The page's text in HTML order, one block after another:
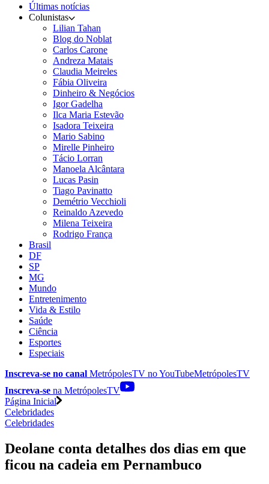
Últimas notícias
Colunistas
Lilian Tahan
Blog do Noblat
Carlos Carone
Andreza Matais
Claudia Meireles
Fábia Oliveira
Dinheiro & Negócios
Igor Gadelha
Ilca Maria Estevão
Isadora Teixeira
Mario Sabino
Mirelle Pinheiro
Tácio Lorran
Manoela Alcântara
Lucas Pasin
Tiago Pavinatto
Demétrio Vecchioli
Reinaldo Azevedo
Milena Teixeira
Rodrigo França
Brasil
DF
SP
MG
Mundo
Entretenimento
Vida & Estilo
Saúde
Ciência
Esportes
Especiais
Inscreva-se no canal MetrópolesTV noYouTubeMetrópolesTV
Inscreva-se na MetrópolesTV
Página Inicial
Celebridades
Celebridades
Deolane conta detalhes dos dias em que
ficou na cadeia em Pernambuco